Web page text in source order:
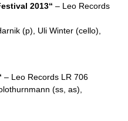
2013“ – Leo Records
(p), Uli Winter (cello),
– Leo Records LR 706
(ss, as),